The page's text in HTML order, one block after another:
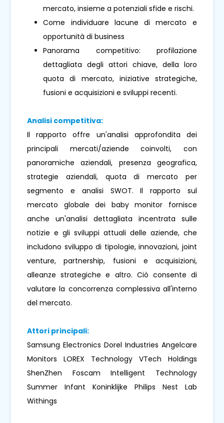
mercato, insieme a potenziali sfide e rischi.
Come individuare lacune di mercato e
opportunità di business
Panorama competitivo: profilazione
dettagliata degli attori chiave, della loro
quota di mercato, iniziative strategiche,
fusioni e acquisizioni e sviluppi recenti.
Analisi competitiva:
Il rapporto offre un'analisi approfondita dei
principali mercati/aziende coinvolti, con
panoramiche aziendali, presenza geografica,
strategie aziendali, quota di mercato per
segmento e analisi SWOT. Il rapporto sul
mercato globale dei baby monitor fornisce
anche un'analisi dettagliata incentrata sulle
notizie e gli sviluppi attuali delle aziende, che
includono sviluppo di tipologie, innovazioni, joint
venture, partnership, fusioni e acquisizioni,
alleanze strategiche e altro. Ciò consente di
valutare la concorrenza complessiva all'interno
del mercato.
Attori principali:
Samsung Electronics Dorel Industries Angelcare
Monitors LOREX Technology VTech Holdings
ShenZhen Foscam Intelligent Technology
Summer Infant Koninklijke Philips Nest Lab
Withings